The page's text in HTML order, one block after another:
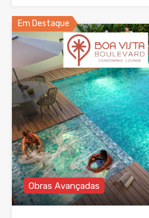
Em Destaque
Obras Avançadas